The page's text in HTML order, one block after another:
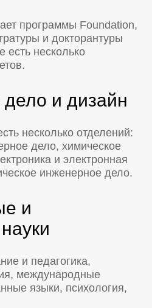
программы Foundation,
и докторантуры
есть несколько
и дизайн
несколько отделений:
дело, химическое
и электронная
инженерное дело.
и
и педагогика,
международные
языки, психология,